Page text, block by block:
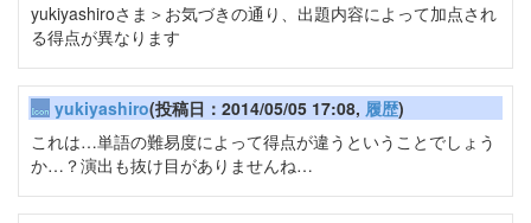
yukiyashiroさま＞お気づきの通り、出題内容によって加点され
る得点が異なります
yukiyashiro(投稿日：2014/05/05 17:08, 履歴)
これは…単語の難易度によって得点が違うということでしょう
か…？演出も抜け目がありませんね…